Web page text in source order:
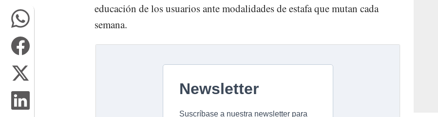
educación de los usuarios ante modalidades de estafa que mutan cada
semana.